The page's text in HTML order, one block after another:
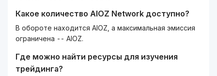
Какое количество AIOZ Network доступно?
В обороте находится AIOZ, а максимальная эмиссия
ограничена -- AIOZ.
Где можно найти ресурсы для изучения
трейдинга?